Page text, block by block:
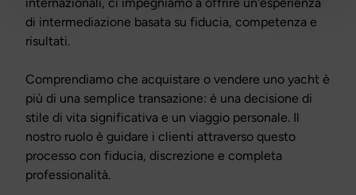
di intermediazione basata su fiducia, competenza e
risultati.
Comprendiamo che acquistare o vendere uno yacht è
più di una semplice transazione: è una decisione di
stile di vita significativa e un viaggio personale. Il
nostro ruolo è guidare i clienti attraverso questo
processo con fiducia, discrezione e completa
professionalità.